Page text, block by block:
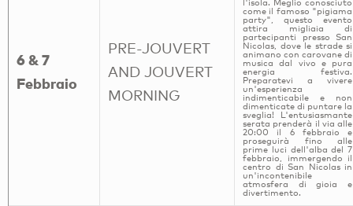
6 & 7
Febbraio
PRE-JOUVERT
AND JOUVERT
MORNING
l'isola. Meglio conosciuto
come il famoso "pigiama
party", questo evento
attira migliaia di
partecipanti presso San
Nicolas, dove le strade si
animano con carovane di
musica dal vivo e pura
energia festiva.
Preparatevi a vivere
un'esperienza
indimenticabile e non
dimenticate di puntare la
sveglia! L'entusiasmante
serata prenderà il via alle
20:00 il 6 febbraio e
proseguirà fino alle
prime luci dell'alba del 7
febbraio, immergendo il
centro di San Nicolas in
un'incontenibile
atmosfera di gioia e
divertimento.